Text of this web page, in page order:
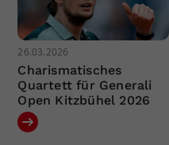
26.03.2026
Charismatisches
Quartett für Generali
Open Kitzbühel 2026